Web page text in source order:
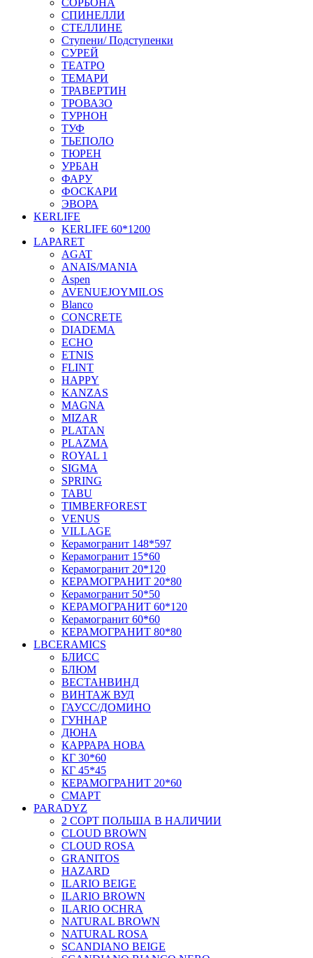
СОРБОНА
СПИНЕЛЛИ
СТЕЛЛИНЕ
Ступени/ Подступенки
СУРЕЙ
ТЕАТРО
ТЕМАРИ
ТРАВЕРТИН
ТРОВАЗО
ТУРНОН
ТУФ
ТЬЕПОЛО
ТЮРЕН
УРБАН
ФАРУ
ФОСКАРИ
ЭВОРА
KERLIFE
KERLIFE 60*1200
LAPARET
AGAT
ANAIS/MANIA
Aspen
AVENUEJOYMILOS
Blanco
CONCRETE
DIADEMA
ECHO
ETNIS
FLINT
HAPPY
KANZAS
MAGNA
MIZAR
PLATAN
PLAZMA
ROYAL 1
SIGMA
SPRING
TABU
TIMBERFOREST
VENUS
VILLAGE
Керамогранит 148*597
Керамогранит 15*60
Керамогранит 20*120
КЕРАМОГРАНИТ 20*80
Керамогранит 50*50
КЕРАМОГРАНИТ 60*120
Керамогранит 60*60
КЕРАМОГРАНИТ 80*80
LBCERAMICS
БЛИСС
БЛЮМ
ВЕСТАНВИНД
ВИНТАЖ ВУД
ГАУСС/ДОМИНО
ГУННАР
ДЮНА
КАРРАРА НОВА
КГ 30*60
КГ 45*45
КЕРАМОГРАНИТ 20*60
СМАРТ
PARADYZ
2 СОРТ ПОЛЬША В НАЛИЧИИ
CLOUD BROWN
CLOUD ROSA
GRANITOS
HAZARD
ILARIO BEIGE
ILARIO BROWN
ILARIO OCHRA
NATURAL BROWN
NATURAL ROSA
SCANDIANO BEIGE